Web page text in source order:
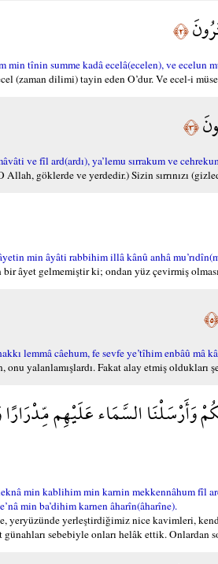
﴿٢﴾
tînin summe kadâ ecelâ(ecelen), ve ecelun
(zaman dilimi) tayin eden O’dur. Ve ecel-i
﴿٣﴾
ve fîl ard(ardı), ya’lemu sırrakum ve
göklerde ve yerdedir.) Sizin sırrınızı
min âyâti rabbihim illâ kânû anhâ
âyet gelmemiştir ki; ondan yüz çevirmiş
lemmâ câehum, fe sevfe ye’tîhim enbâû mâ
yalanlamışlardı. Fakat alay etmiş oldukları
السَّمَاء عَلَيْهِم
min kablihim min karnin mekkennâhum fîl
min ba’dihim karnen âharîn(âharîne).
yeryüzünde yerleştirdiğimiz nice kavimleri,
sebebiyle onları helâk ettik. Onlardan